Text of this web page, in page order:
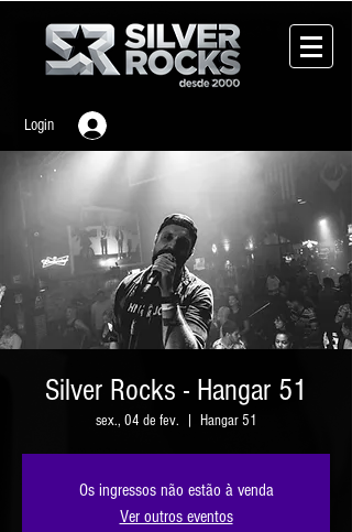
Login
Silver Rocks - Hangar 51
sex., 04 de fev. Hangar 51
Os ingressos não estão à venda
Ver outros eventos